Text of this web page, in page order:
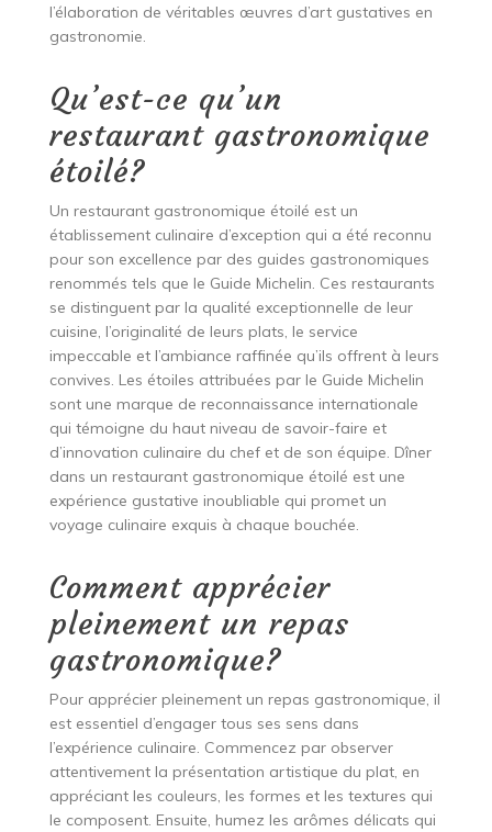
l’élaboration de véritables œuvres d’art gustatives en
gastronomie.
Qu’est-ce qu’un
restaurant gastronomique
étoilé?
Un restaurant gastronomique étoilé est un
établissement culinaire d’exception qui a été reconnu
pour son excellence par des guides gastronomiques
renommés tels que le Guide Michelin. Ces restaurants
se distinguent par la qualité exceptionnelle de leur
cuisine, l’originalité de leurs plats, le service
impeccable et l’ambiance raffinée qu’ils offrent à leurs
convives. Les étoiles attribuées par le Guide Michelin
sont une marque de reconnaissance internationale
qui témoigne du haut niveau de savoir-faire et
d’innovation culinaire du chef et de son équipe. Dîner
dans un restaurant gastronomique étoilé est une
expérience gustative inoubliable qui promet un
voyage culinaire exquis à chaque bouchée.
Comment apprécier
pleinement un repas
gastronomique?
Pour apprécier pleinement un repas gastronomique, il
est essentiel d’engager tous ses sens dans
l’expérience culinaire. Commencez par observer
attentivement la présentation artistique du plat, en
appréciant les couleurs, les formes et les textures qui
le composent. Ensuite, humez les arômes délicats qui